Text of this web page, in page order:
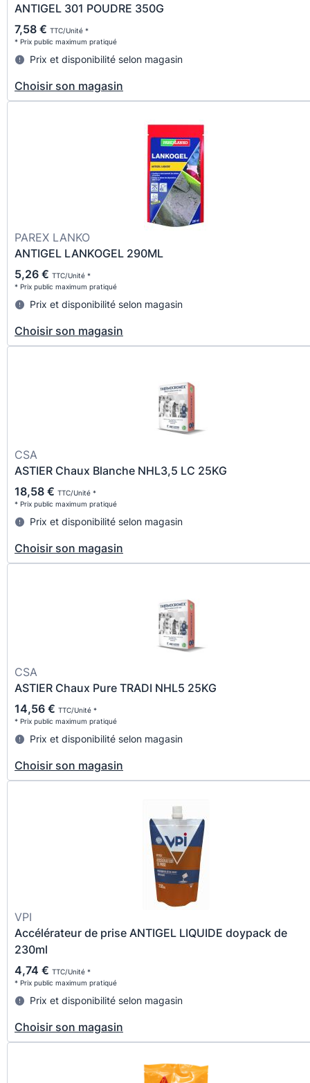
ANTIGEL 301 POUDRE 350G
7,58 € TTC/Unité *
* Prix public maximum pratiqué
Prix et disponibilité selon magasin
Choisir son magasin
PAREX LANKO
ANTIGEL LANKOGEL 290ML
5,26 € TTC/Unité *
* Prix public maximum pratiqué
Prix et disponibilité selon magasin
Choisir son magasin
CSA
ASTIER Chaux Blanche NHL3,5 LC 25KG
18,58 € TTC/Unité *
* Prix public maximum pratiqué
Prix et disponibilité selon magasin
Choisir son magasin
CSA
ASTIER Chaux Pure TRADI NHL5 25KG
14,56 € TTC/Unité *
* Prix public maximum pratiqué
Prix et disponibilité selon magasin
Choisir son magasin
VPI
Accélérateur de prise ANTIGEL LIQUIDE doypack de
230ml
4,74 € TTC/Unité *
* Prix public maximum pratiqué
Prix et disponibilité selon magasin
Choisir son magasin